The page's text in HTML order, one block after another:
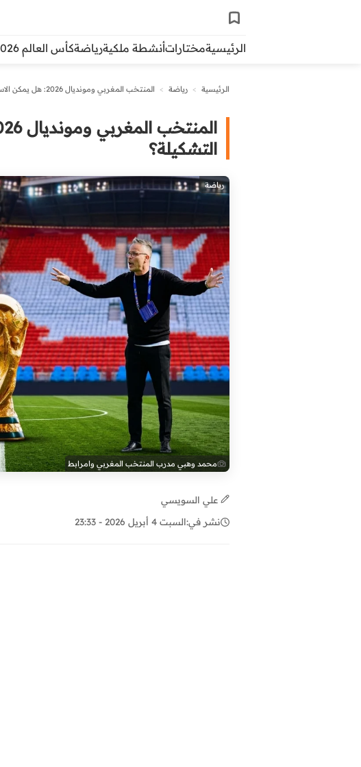
الرئيسيةمختاراتأنشطة ملكيةرياضةكأس العالم 2026
الرئيسية > رياضة > المنتخب المغربي ومونديال 2026: هل يمكن الاستغناء عن أمرابط في التشكيلة؟
التشكيلة؟
رياضة
محمد وهبي مدرب المنتخب المغربي وامرابط
علي السويسي
نشر في:السبت 4 أبريل 2026 - 23:33